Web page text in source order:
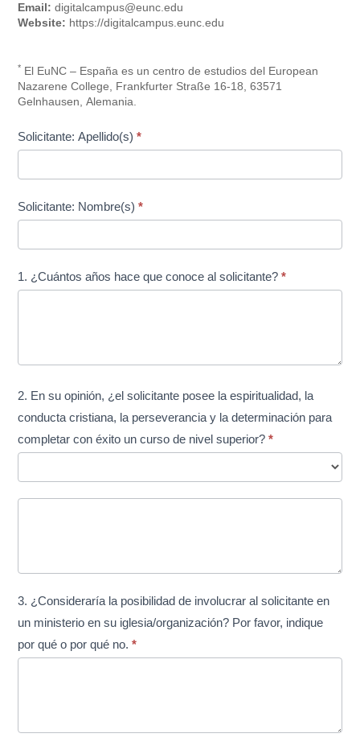
Email: digitalcampus@eunc.edu
Website: https://digitalcampus.eunc.edu
* El EuNC – España es un centro de estudios del European
Nazarene College, Frankfurter Straße 16-18, 63571
Gelnhausen, Alemania.
Solicitante: Apellido(s)*
Solicitante: Nombre(s)*
1. ¿Cuántos años hace que conoce al solicitante?*
2. En su opinión, ¿el solicitante posee la espiritualidad, la
conducta cristiana, la perseverancia y la determinación para
completar con éxito un curso de nivel superior?*
3. ¿Consideraría la posibilidad de involucrar al solicitante en
un ministerio en su iglesia/organización? Por favor, indique
por qué o por qué no.*